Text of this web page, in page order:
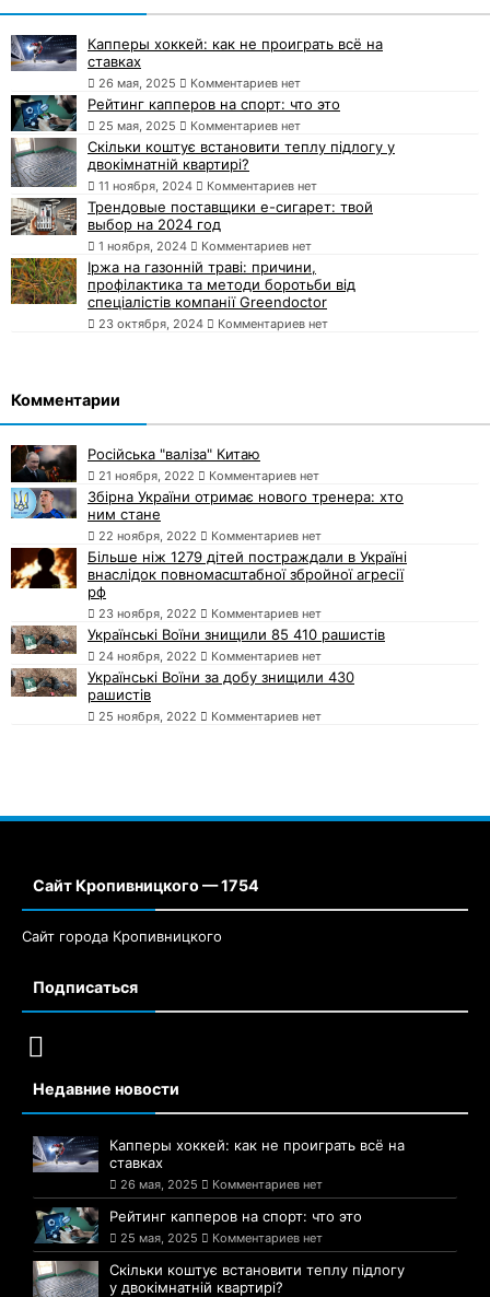
Капперы хоккей: как не проиграть всё на
ставках
26 мая, 2025 Комментариев нет
Рейтинг капперов на спорт: что это
25 мая, 2025 Комментариев нет
Скільки коштує встановити теплу підлогу у
двокімнатній квартирі?
11 ноября, 2024 Комментариев нет
Трендовые поставщики e-сигарет: твой
выбор на 2024 год
1 ноября, 2024 Комментариев нет
Іржа на газонній траві: причини,
профілактика та методи боротьби від
спеціалістів компанії Greendoctor
23 октября, 2024 Комментариев нет
Комментарии
Російська "валіза" Китаю
21 ноября, 2022 Комментариев нет
Збірна України отримає нового тренера: хто
ним стане
22 ноября, 2022 Комментариев нет
Більше ніж 1279 дітей постраждали в Україні
внаслідок повномасштабної збройної агресії
рф
23 ноября, 2022 Комментариев нет
Українські Воїни знищили 85 410 рашистів
24 ноября, 2022 Комментариев нет
Українські Воїни за добу знищили 430
рашистів
25 ноября, 2022 Комментариев нет
Сайт Кропивницкого — 1754
Сайт города Кропивницкого
Подписаться
Недавние новости
Капперы хоккей: как не проиграть всё на
ставках
26 мая, 2025 Комментариев нет
Рейтинг капперов на спорт: что это
25 мая, 2025 Комментариев нет
Скільки коштує встановити теплу підлогу
у двокімнатній квартирі?